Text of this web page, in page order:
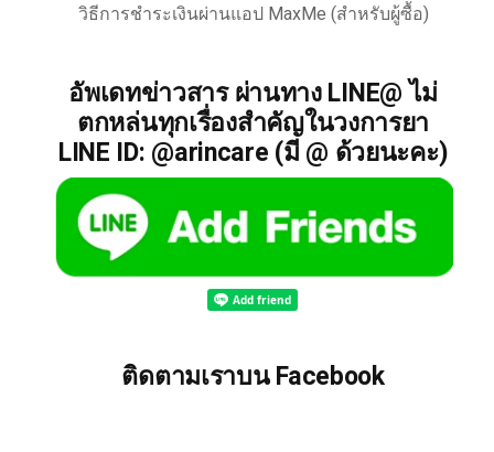
วิธีการชำระเงินผ่านแอป MaxMe (สำหรับผู้ซื้อ)
อัพเดทข่าวสาร ผ่านทาง LINE@ ไม่
ตกหล่นทุกเรื่องสำคัญในวงการยา
LINE ID: @arincare (มี @ ด้วยนะคะ)
ติดตามเราบน Facebook